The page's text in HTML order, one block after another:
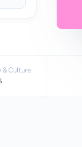
& Culture